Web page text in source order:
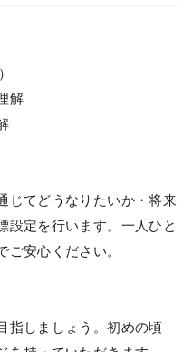
解
じてどうなりたいか・将来
設定を行います。一人ひと
ご安心ください。
指しましょう。初めの頃